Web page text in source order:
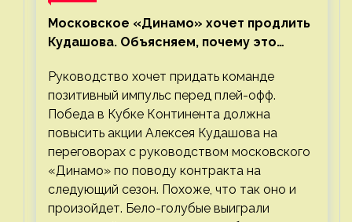
Московское «Динамо» хочет продлить
Кудашова. Объясняем, почему это
Руководство хочет придать команде
позитивный импульс перед плей-офф.
Победа в Кубке Континента должна
повысить акции Алексея Кудашова на
переговорах с руководством московского
«Динамо» по поводу контракта на
следующий сезон. Похоже, что так оно и
произойдет. Бело-голубые выиграли